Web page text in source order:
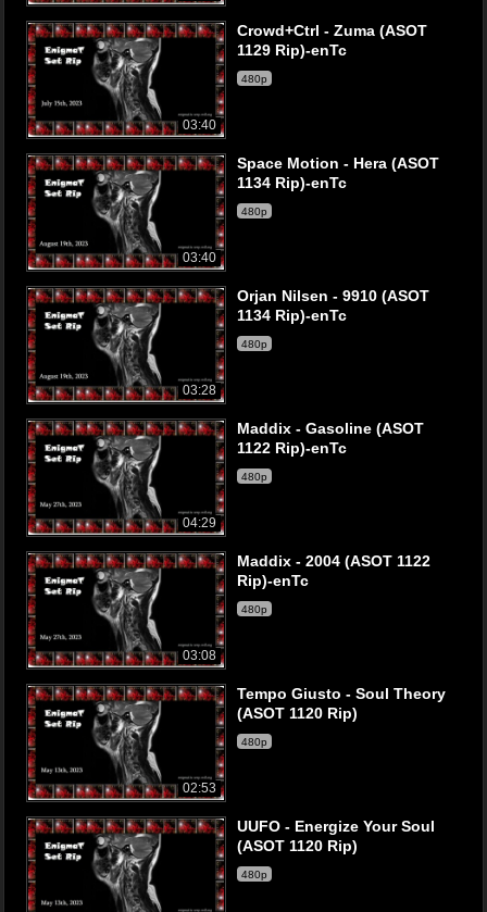
03:40
Crowd+Ctrl - Zuma (ASOT
1129 Rip)-enTc
480p
03:40
Space Motion - Hera (ASOT
1134 Rip)-enTc
480p
03:28
Orjan Nilsen - 9910 (ASOT
1134 Rip)-enTc
480p
04:29
Maddix - Gasoline (ASOT
1122 Rip)-enTc
480p
03:08
Maddix - 2004 (ASOT 1122
Rip)-enTc
480p
02:53
Tempo Giusto - Soul Theory
(ASOT 1120 Rip)
480p
UUFO - Energize Your Soul
(ASOT 1120 Rip)
480p